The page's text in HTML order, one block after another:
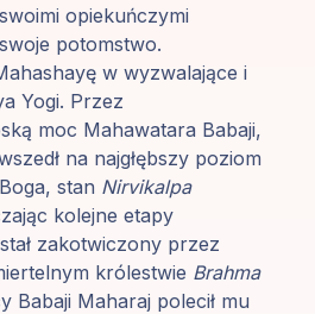
opiekuńczymi
potomstwo.
w wyzwalające i
Yogi. Przez
moc Mahawatara Babaji,
na najgłębszy poziom
stan Nirvikalpa
kolejne etapy
zakotwiczony przez
królestwie Brahma
Babaji Maharaj polecił mu